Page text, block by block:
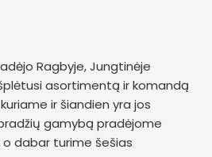
Ragbyje, Jungtinėje
asortimentą ir komandą
ir šiandien yra jos
gamybą pradėjome
dabar turime šešias